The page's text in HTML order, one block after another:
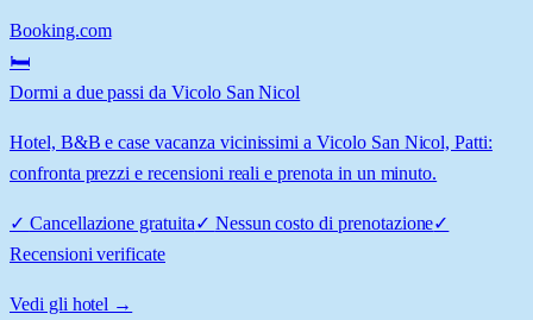
Booking.com
🛏️
Dormi a due passi da Vicolo San Nicol
Hotel, B&B e case vacanza vicinissimi a Vicolo San Nicol, Patti:
confronta prezzi e recensioni reali e prenota in un minuto.
✓ Cancellazione gratuita✓ Nessun costo di prenotazione✓
Recensioni verificate
Vedi gli hotel →